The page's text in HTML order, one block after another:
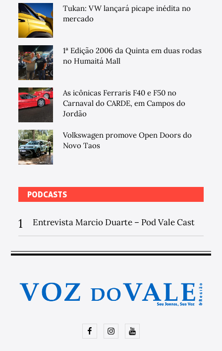
Tukan: VW lançará picape inédita no
mercado
1ª Edição 2006 da Quinta em duas rodas
no Humaitá Mall
As icônicas Ferraris F40 e F50 no
Carnaval do CARDE, em Campos do
Jordão
Volkswagen promove Open Doors do
Novo Taos
PODCASTS
1 Entrevista Marcio Duarte – Pod Vale Cast
FacebookInstagramYoutube